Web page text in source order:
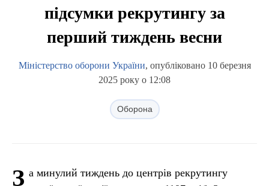
підсумки рекрутингу за
перший тиждень весни
Міністерство оборони України, опубліковано 10 березня
2025 року о 12:08
Оборона
З а минулий тиждень до центрів рекрутингу